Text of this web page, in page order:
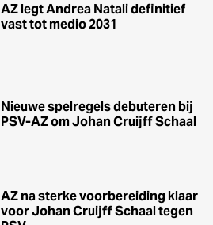
AZ legt Andrea Natali definitief
vast tot medio 2031
Nieuwe spelregels debuteren bij
PSV-AZ om Johan Cruijff Schaal
AZ na sterke voorbereiding klaar
voor Johan Cruijff Schaal tegen